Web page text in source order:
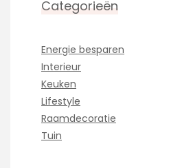
Categorieën
Energie besparen
Interieur
Keuken
Lifestyle
Raamdecoratie
Tuin